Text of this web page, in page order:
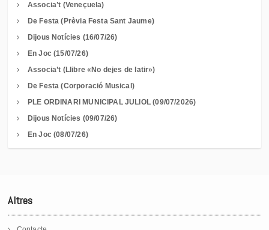
Associa’t (Veneçuela)
De Festa (Prèvia Festa Sant Jaume)
Dijous Notícies (16/07/26)
En Joc (15/07/26)
Associa’t (Llibre «No dejes de latir»)
De Festa (Corporació Musical)
PLE ORDINARI MUNICIPAL JULIOL (09/07/2026)
Dijous Notícies (09/07/26)
En Joc (08/07/26)
Altres